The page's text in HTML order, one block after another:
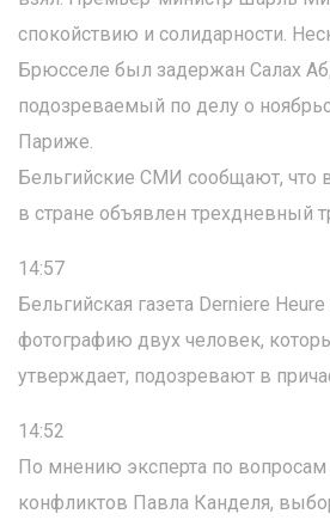
спокойствию и солидарности.
Брюсселе был задержан Салах
подозреваемый по делу о
Париже.
Бельгийские СМИ сообщают, что
в стране объявлен трехдневный
14:57
Бельгийская газета Derniere
фотографию двух человек,
утверждает, подозревают в
14:52
По мнению эксперта по
конфликтов Павла Канделя,